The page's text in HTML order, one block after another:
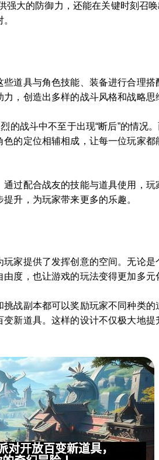
强大的防御力，还能在关键时刻召
道具与角色技能、装备进行合理
，创造出多样的战斗风格和战略思
战斗中不至于出现“断后”的情况
的定位相辅相成，让每一位玩家
过配合战友的技能与道具使用，玩
升，为玩家带来更多的乐趣。
家提供了发挥创意的空间。无论
度，也让游戏的玩法变得更加多元
战副本都可以奖励玩家不同种类
新道具。这样的设计不仅极大地